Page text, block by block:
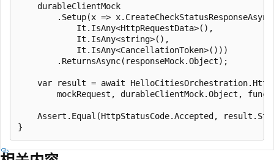
    durableClientMock
.Setup(x =>
            It.IsAny<HttpRequestData>(),
            It.IsAny<string>(),
            It.IsAny<CancellationToken>()))
        .ReturnsAsync(responseMock.Object);
var result = await
mockRequest, durableClientMock.Object,
Assert.Equal(HttpStatusCode.Accepted,